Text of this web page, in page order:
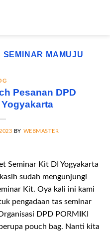
SEMINAR MAMUJU
Pesanan DPD
Yogyakarta
BY WEBMASTER
Seminar Kit DI Yogyakarta
sudah mengunjungi
Kit. Oya kali ini kami
pengadaan tas seminar
DPD PORMIKI
pouch bag. Nanti kita